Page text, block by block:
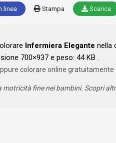
linea Stampa Scarica
Infermiera Elegante nella
700×937 e peso: 44 KB .
colorare online gratuitamente
fine nei bambini. Scopri